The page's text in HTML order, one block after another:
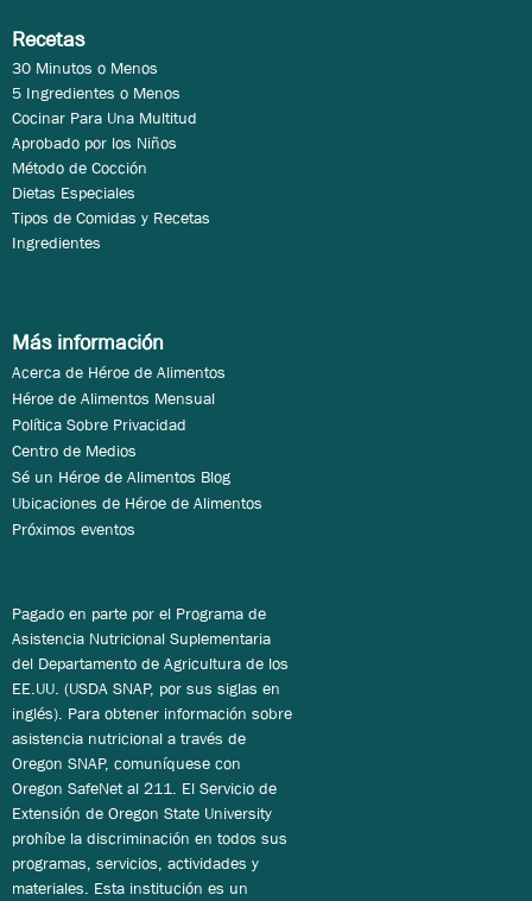
Recetas
30 Minutos o Menos
5 Ingredientes o Menos
Cocinar Para Una Multitud
Aprobado por los Niños
Método de Cocción
Dietas Especiales
Tipos de Comidas y Recetas
Ingredientes
Más información
Acerca de Héroe de Alimentos
Héroe de Alimentos Mensual
Política Sobre Privacidad
Centro de Medios
Sé un Héroe de Alimentos Blog
Ubicaciones de Héroe de Alimentos
Próximos eventos
Pagado en parte por el Programa de
Asistencia Nutricional Suplementaria
del Departamento de Agricultura de los
EE.UU. (USDA SNAP, por sus siglas en
inglés). Para obtener información sobre
asistencia nutricional a través de
Oregon SNAP, comuníquese con
Oregon SafeNet al 211. El Servicio de
Extensión de Oregon State University
prohíbe la discriminación en todos sus
programas, servicios, actividades y
materiales. Esta institución es un